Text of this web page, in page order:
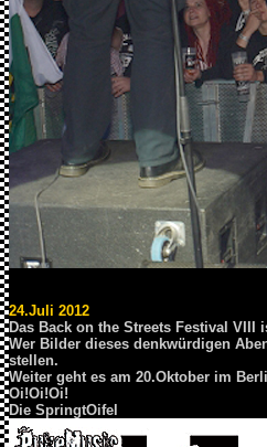
24.Juli 2012
Das Back on the Streets Festival
Wer Bilder dieses denkwürdigen
stellen.
Weiter geht es am 20.Oktober im
Oi!Oi!Oi!
Die SpringtOifel